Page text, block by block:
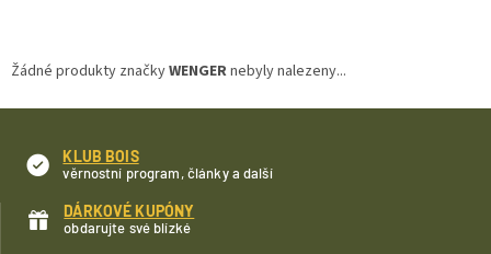
Žádné produkty značkyWENGERnebyly nalezeny...
KLUB BOIS
věrnostní program, články a další
DÁRKOVÉ KUPÓNY
obdarujte své blízké